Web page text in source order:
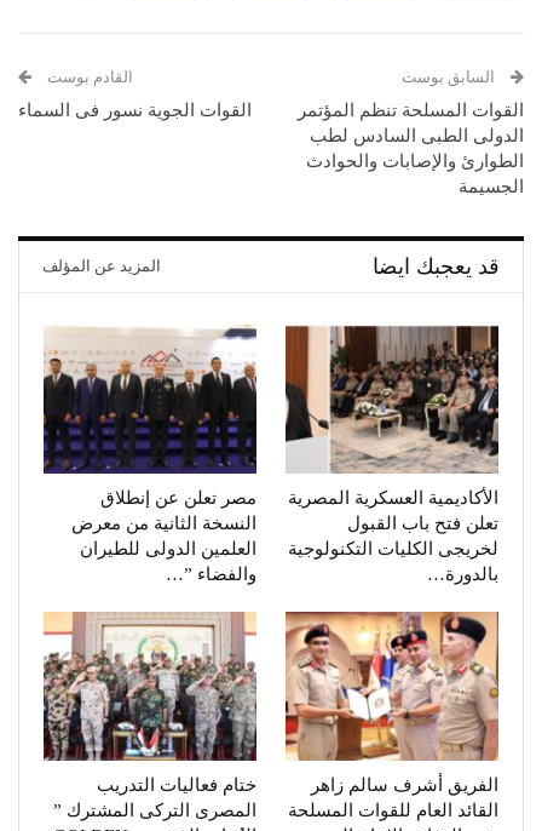
السابق بوست
القوات المسلحة تنظم المؤتمر
الدولى الطبى السادس لطب
الطوارئ والإصابات والحوادث
الجسيمة
القادم بوست
القوات الجوية نسور فى السماء
قد يعجبك ايضا المزيد عن المؤلف
الأكاديمية العسكرية المصرية
تعلن فتح باب القبول
لخريجى الكليات التكنولوجية
بالدورة…
مصر تعلن عن إنطلاق
النسخة الثانية من معرض
العلمين الدولى للطيران
والفضاء ”…
الفريق أشرف سالم زاهر
القائد العام للقوات المسلحة
ختام فعاليات التدريب
المصرى التركى المشترك ”